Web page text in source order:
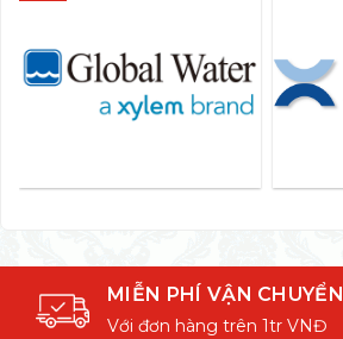
MIỄN PHÍ VẬN CHUYỂN
Với đơn hàng trên 1tr VNĐ